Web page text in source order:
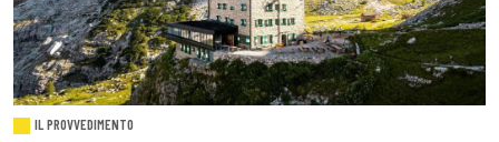
IL PROVVEDIMENTO